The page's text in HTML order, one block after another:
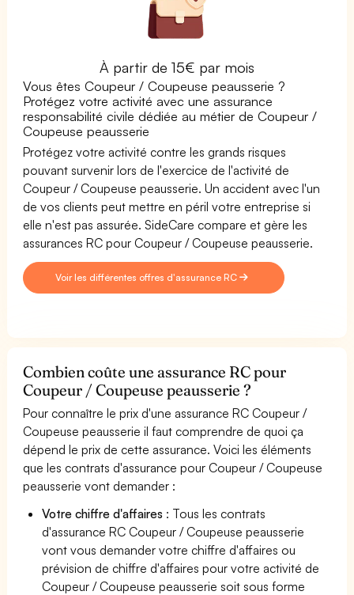
À partir de 15€ par mois
Vous êtes Coupeur / Coupeuse peausserie ?
Protégez votre activité avec une assurance
responsabilité civile dédiée au métier de Coupeur /
Coupeuse peausserie
Protégez votre activité contre les grands risques
pouvant survenir lors de l'exercice de l'activité de
Coupeur / Coupeuse peausserie. Un accident avec l'un
de vos clients peut mettre en péril votre entreprise si
elle n'est pas assurée. SideCare compare et gère les
assurances RC pour Coupeur / Coupeuse peausserie.
Voir les différentes offres d'assurance RC
Combien coûte une assurance RC pour
Coupeur / Coupeuse peausserie ?
Pour connaître le prix d'une assurance RC Coupeur /
Coupeuse peausserie il faut comprendre de quoi ça
dépend le prix de cette assurance. Voici les éléments
que les contrats d'assurance pour Coupeur / Coupeuse
peausserie vont demander :
Votre chiffre d'affaires : Tous les contrats
d'assurance RC Coupeur / Coupeuse peausserie
vont vous demander votre chiffre d'affaires ou
prévision de chiffre d'affaires pour votre activité de
Coupeur / Coupeuse peausserie soit sous forme